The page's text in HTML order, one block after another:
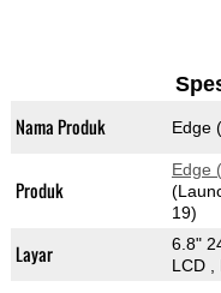
Nama Produk Edge
Produk
Edge
19)
Layar
6.8"
LCD ,